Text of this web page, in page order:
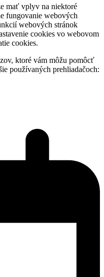
mať vplyv na niektoré
fungovanie webových
webových stránok
cookies vo webovom
cookies.
ktoré vám môžu pomôcť
používaných prehliadačoch: